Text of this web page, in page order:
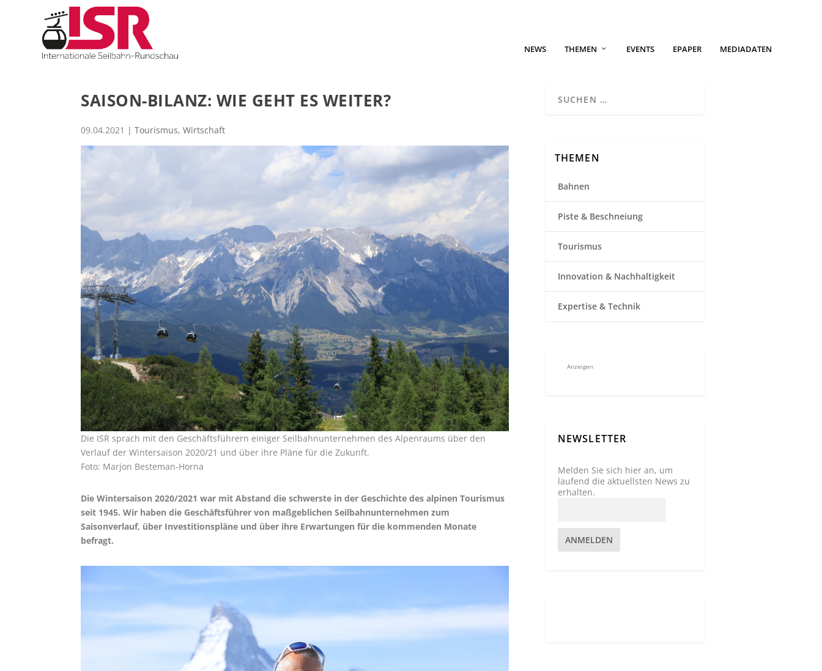
NEWS THEMEN EVENTS EPAPER MEDIADATEN
SAISON-BILANZ: WIE GEHT ES WEITER?
09.04.2021 | Tourismus, Wirtschaft
Die ISR sprach mit den Geschäftsführern einiger Seilbahnunternehmen des Alpenraums über den
Verlauf der Wintersaison 2020/21 und über ihre Pläne für die Zukunft.
Foto: Marjon Besteman-Horna
Die Wintersaison 2020/2021 war mit Abstand die schwerste in der Geschichte des alpinen Tourismus
seit 1945. Wir haben die Geschäftsführer von maßgeblichen Seilbahnunternehmen zum
Saisonverlauf, über Investitionspläne und über ihre Erwartungen für die kommenden Monate
befragt.
THEMEN
Bahnen
Piste & Beschneiung
Tourismus
Innovation & Nachhaltigkeit
Expertise & Technik
Anzeigen
NEWSLETTER
Melden Sie sich hier an, um
laufend die aktuellsten News zu
erhalten.
ANMELDEN